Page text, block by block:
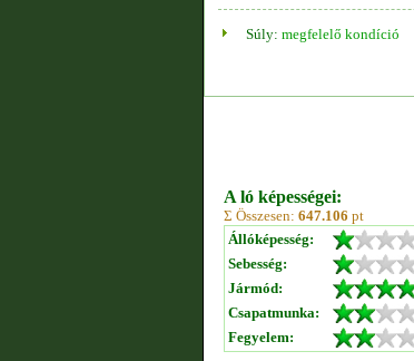
Súly: megfelelő kondíció
A ló képességei:
Σ Összesen: 647.106 pt
Állóképesség:
Sebesség:
Jármód:
Csapatmunka:
Fegyelem: